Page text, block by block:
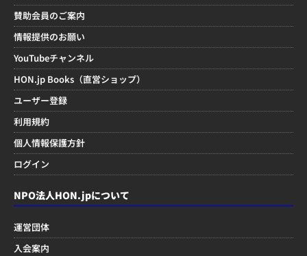
賛助会員のご案内
情報提供のお願い
YouTubeチャンネル
HON.jp Books（直営ショップ）
ユーザー登録
利用規約
個人情報保護方針
ログイン
NPO法人HON.jpについて
運営団体
入会案内